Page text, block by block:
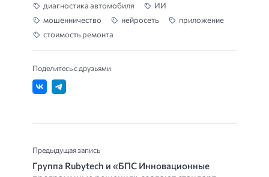
диагностика автомобиля
ИИ
мошенничество
нейросеть
приложение
стоимость ремонта
Поделитесь с друзьями
Предыдущая запись
Группа Rubytech и «БПС Инновационные